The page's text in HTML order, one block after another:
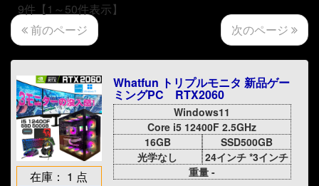
9件【1～50件表示】
前のページ 次のページ
在庫： 1 点
Whatfun トリプルモニタ 新品ゲー
ミングPC RTX2060
Windows11
Core i5 12400F 2.5GHz
16GB
SSD500GB
光学なし
24インチ *3インチ
重量 -